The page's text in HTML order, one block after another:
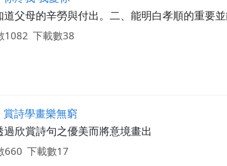
道父母的辛勞與付出。二、能明白孝順的重要
1082 下載數38
賞詩學畫樂無窮
過欣賞詩句之優美而將意境畫出
660 下載數17